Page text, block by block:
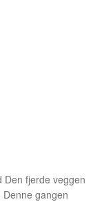
Den fjerde veggen
gangen